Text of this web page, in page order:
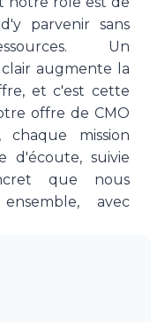
parvenir sans
Un
augmente la
et c'est cette
offre de CMO
chaque mission
d'écoute, suivie
que nous
avec